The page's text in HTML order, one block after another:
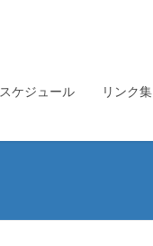
スケジュール リンク集